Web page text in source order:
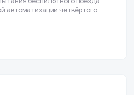
автоматизации четвёртого